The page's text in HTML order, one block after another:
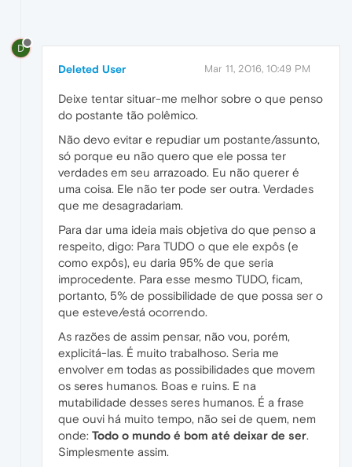
D
Deleted User Mar 11, 2016, 10:49 PM
Deixe tentar situar-me melhor sobre o que penso
do postante tão polêmico.
Não devo evitar e repudiar um postante/assunto,
só porque eu não quero que ele possa ter
verdades em seu arrazoado. Eu não querer é
uma coisa. Ele não ter pode ser outra. Verdades
que me desagradariam.
Para dar uma ideia mais objetiva do que penso a
respeito, digo: Para TUDO o que ele expôs (e
como expôs), eu daria 95% de que seria
improcedente. Para esse mesmo TUDO, ficam,
portanto, 5% de possibilidade de que possa ser o
que esteve/está ocorrendo.
As razões de assim pensar, não vou, porém,
explicitá-las. É muito trabalhoso. Seria me
envolver em todas as possibilidades que movem
os seres humanos. Boas e ruins. E na
mutabilidade desses seres humanos. É a frase
que ouvi há muito tempo, não sei de quem, nem
onde: Todo o mundo é bom até deixar de ser.
Simplesmente assim.